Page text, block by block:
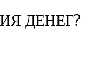
ДЕНЕГ?